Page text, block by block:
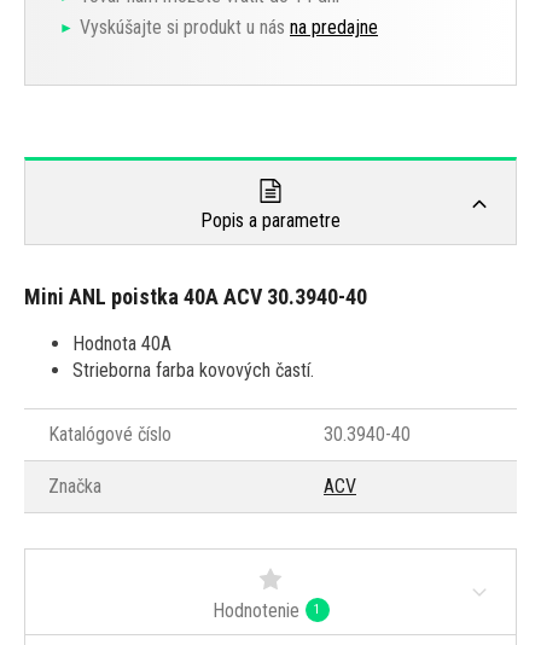
Vyskúšajte si produkt u nás na predajne
Popis a parametre
Mini ANL poistka 40A ACV 30.3940-40
Hodnota 40A
Strieborna farba kovových častí.
Katalógové číslo 30.3940-40
Značka ACV
Hodnotenie 1